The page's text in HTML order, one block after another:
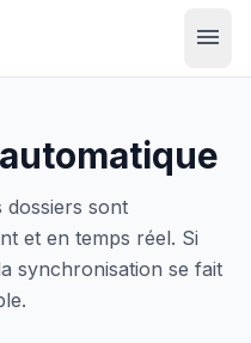
menu
dossiers sont
et en temps réel. Si
synchronisation se fait